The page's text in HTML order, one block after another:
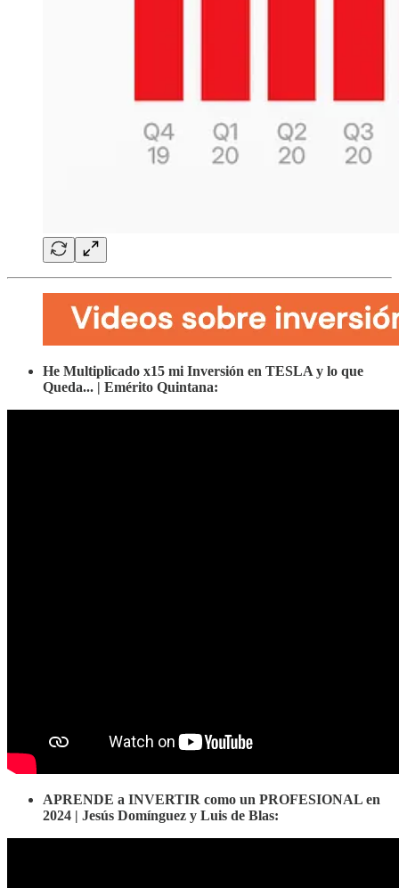
He Multiplicado x15 mi Inversión en TESLA y lo que
Queda... | Emérito Quintana:
APRENDE a INVERTIR como un PROFESIONAL en
2024 | Jesús Domínguez y Luis de Blas: